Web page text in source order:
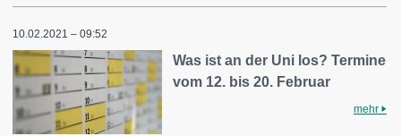
10.02.2021 – 09:52
Was ist an der Uni los? Termine
vom 12. bis 20. Februar
mehr